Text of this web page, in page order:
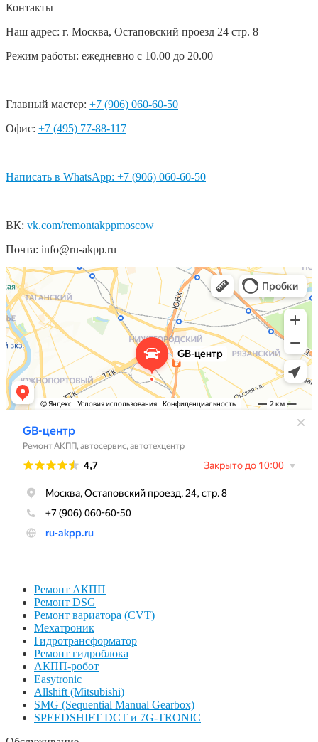
Контакты
Наш адрес: г. Москва, Остаповский проезд 24 стр. 8
Режим работы: ежедневно с 10.00 до 20.00
Главный мастер: +7 (906) 060-60-50
Офис: +7 (495) 77-88-117
Написать в WhatsApp: +7 (906) 060-60-50
ВК: vk.com/remontakppmoscow
Почта: info@ru-akpp.ru
Ремонт АКПП
Ремонт DSG
Ремонт вариатора (CVT)
Мехатроник
Гидротрансформатор
Ремонт гидроблока
АКПП-робот
Easytronic
Allshift (Mitsubishi)
SMG (Sequential Manual Gearbox)
SPEEDSHIFT DCT и 7G-TRONIC